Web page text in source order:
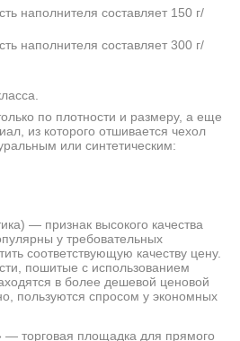
наполнителя составляет 150 г/
наполнителя составляет 300 г/
по плотности и размеру, а еще
из которого отшивается чехол
или синтетическим:
— признак высокого качества
у требовательных
соответствующую качеству цену.
пошитые с использованием
в более дешевой ценовой
пользуются спросом у экономных
— торговая площадка для прямого